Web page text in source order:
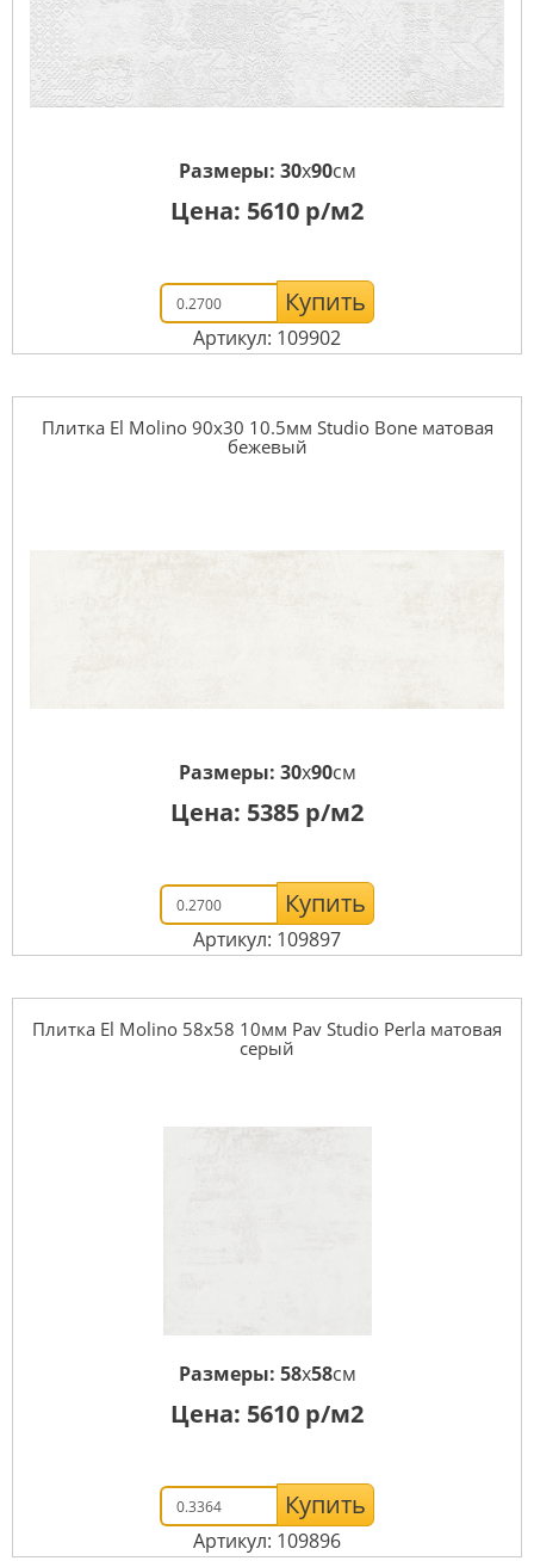
Размеры: 30x90см
Цена: 5610 р/м2
Купить
Артикул: 109902
Плитка El Molino 90x30 10.5мм Studio Bone матовая
бежевый
Размеры: 30x90см
Цена: 5385 р/м2
Купить
Артикул: 109897
Плитка El Molino 58x58 10мм Pav Studio Perla матовая
серый
Размеры: 58x58см
Цена: 5610 р/м2
Купить
Артикул: 109896